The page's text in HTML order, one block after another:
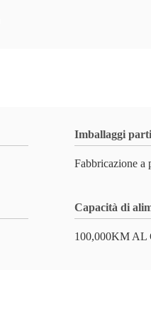
Imballaggi
Fabbricazione a
Capacità di
100,000KM AL